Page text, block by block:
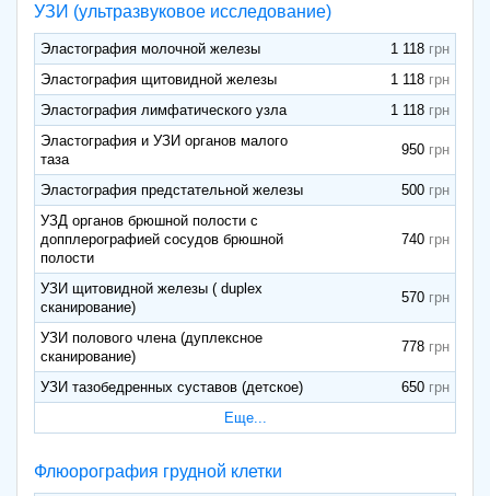
УЗИ (ультразвуковое исследование)
Эластография молочной железы
1 118
Эластография щитовидной железы
1 118
Эластография лимфатического узла
1 118
Эластография и УЗИ органов малого
таза
950
Эластография предстательной железы
500
УЗД органов брюшной полости с
допплерографией сосудов брюшной
полости
740
УЗИ щитовидной железы ( duplex
сканирование)
570
УЗИ полового члена (дуплексное
сканирование)
778
УЗИ тазобедренных суставов (детское)
650
Еще...
Флюорография грудной клетки